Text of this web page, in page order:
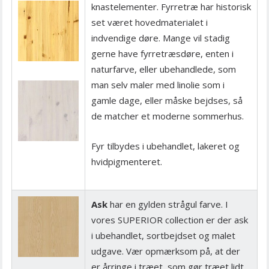
knastelementer. Fyrretræ har historisk
set været hovedmaterialet i
indvendige døre. Mange vil stadig
gerne have fyrretræsdøre, enten i
naturfarve, eller ubehandlede, som
man selv maler med linolie som i
gamle dage, eller måske bejdses, så
de matcher et moderne sommerhus.
Fyr tilbydes i ubehandlet, lakeret og
hvidpigmenteret.
Ask har en gylden strågul farve. I
vores SUPERIOR collection er der ask
i ubehandlet, sortbejdset og malet
udgave. Vær opmærksom på, at der
er årringe i træet, som gør træet lidt